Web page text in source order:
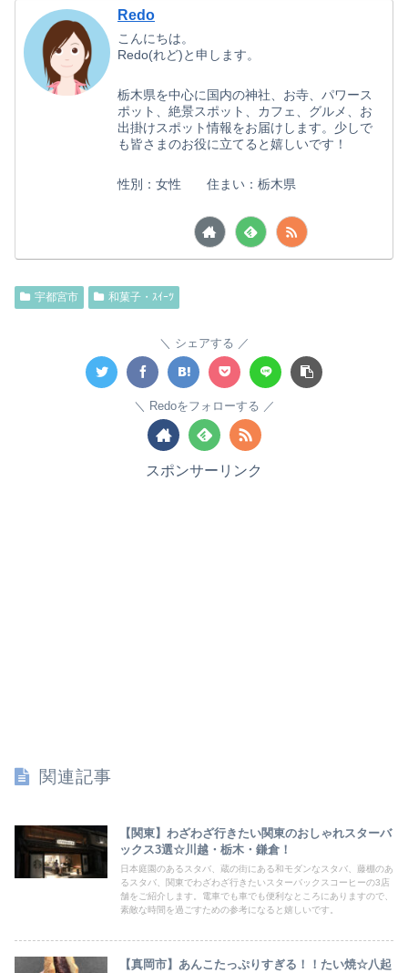
Redo
こんにちは。
Redo(れど)と申します。
栃木県を中心に国内の神社、お寺、パワース
ポット、絶景スポット、カフェ、グルメ、お
出掛けスポット情報をお届けします。少しで
も皆さまのお役に立てると嬉しいです！
性別：女性 住まい：栃木県
宇都宮市 和菓子・ｽｲｰﾂ
シェアする
Redoをフォローする
スポンサーリンク
関連記事
【関東】わざわざ行きたい関東のおしゃれスターバ
ックス3選☆川越・栃木・鎌倉！
日本庭園のあるスタバ、蔵の街にある和モダンなスタバ、藤棚のあ
るスタバ、関東でわざわざ行きたいスターバックスコーヒーの3店
舗をご紹介します。電車でも車でも便利なところにありますので、
素敵な時間を過ごすための参考になると嬉しいです。
【真岡市】あんこたっぷりすぎる！！たい焼☆八起